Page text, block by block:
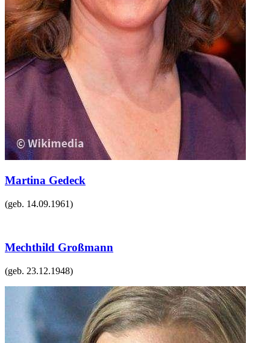
Martina Gedeck
(geb. 14.09.1961)
Mechthild Großmann
(geb. 23.12.1948)